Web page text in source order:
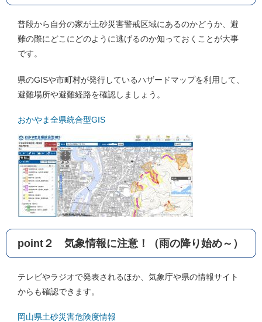
普段から自分の家が土砂災害警戒区域にあるのかどうか、避
難の際にどこにどのように逃げるのか知っておくことが大事
です。
県のGISや市町村が発行しているハザードマップを利用して、
避難場所や避難経路を確認しましょう。
おかやま全県統合型GIS
point２ 気象情報に注意！（雨の降り始め～）
テレビやラジオで発表されるほか、気象庁や県の情報サイト
からも確認できます。
岡山県土砂災害危険度情報